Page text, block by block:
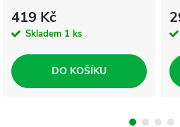
419 Kč
Skladem 1 ks
DO KOŠÍKU